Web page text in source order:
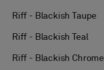
Riff - Blackish Taupe
Riff - Blackish Teal
Riff - Blackish Chrome